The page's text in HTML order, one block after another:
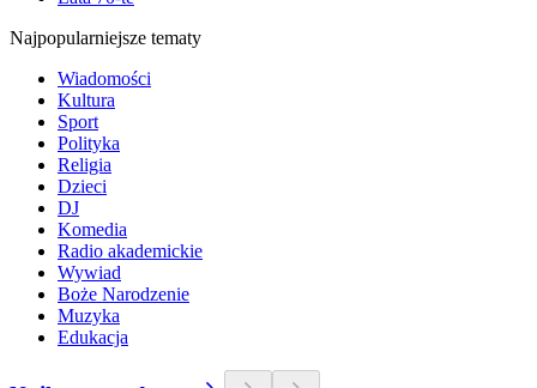
Najpopularniejsze tematy
Wiadomości
Kultura
Sport
Polityka
Religia
Dzieci
DJ
Komedia
Radio akademickie
Wywiad
Boże Narodzenie
Muzyka
Edukacja